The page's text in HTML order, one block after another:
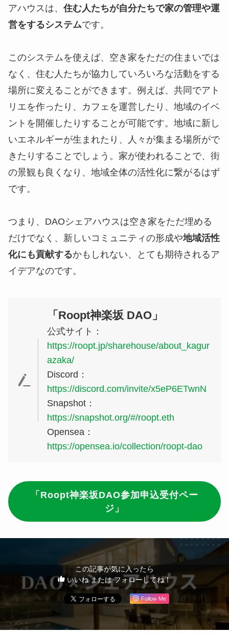
アハウスは、 住む人たちが自分たちで家の管理や運
営をするシステムです。
このシステムを使えば、空き家をただの住まいでは
なく、住む人たちが協力していろいろな活動をする
場所に変えることができます。例えば、共同でアト
リエを作ったり、カフェを運営したり、地域のイベ
ントを開催したりすることが可能です。地域に新し
いエネルギーが生まれたり、人々が集まる場所がで
きたりすることでしょう。家が使われることで、街
の景観も良くなり、地域全体の活性化に繋がるはず
です。
つまり、DAOシェアハウスは空き家をただ埋める
だけでなく、新しいコミュニティの形成や地域活性
化にも貢献するかもしれない、とても期待されるア
イデアなのです。
「Roopt神楽坂 DAO」
公式サイト：
https://roopt.jp/sharehouse/about_kagur
azaka/
Discord：
https://discord.com/invite/x5eP6ETwnN
Snapshot：
https://snapshot.org/#/roopt.eth
Opensea：
https://opensea.io/collection/roopt-dao
「Roopt神楽坂DAO参加申込受付ペー
ジ」
この記事が気に入ったら
いいね または フォローしてね！
Follow Me